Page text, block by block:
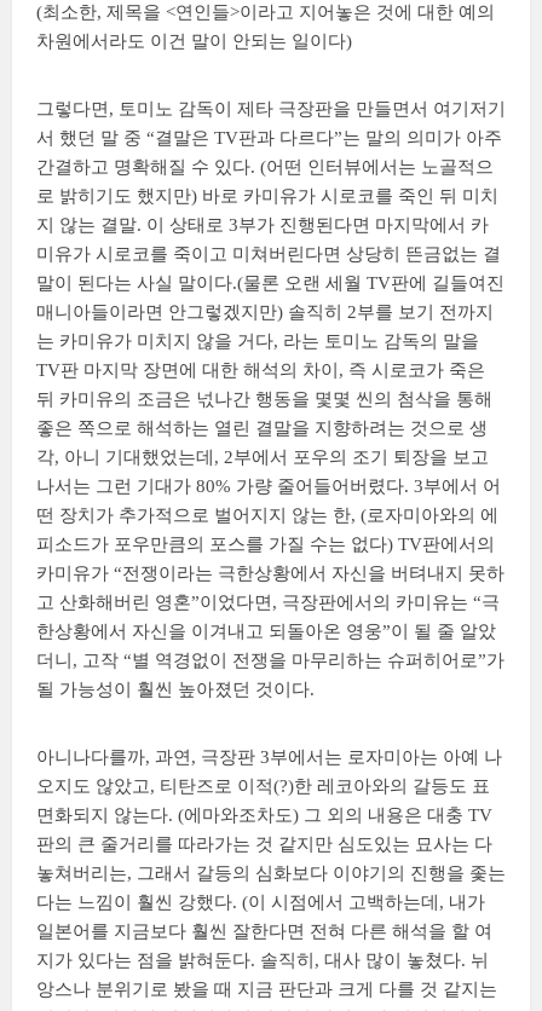
(최소한, 제목을 <연인들>이라고 지어놓은 것에 대한 예의
차원에서라도 이건 말이 안되는 일이다)
그렇다면, 토미노 감독이 제타 극장판을 만들면서 여기저기
서 했던 말 중 “결말은 TV판과 다르다”는 말의 의미가 아주
간결하고 명확해질 수 있다. (어떤 인터뷰에서는 노골적으
로 밝히기도 했지만) 바로 카미유가 시로코를 죽인 뒤 미치
지 않는 결말. 이 상태로 3부가 진행된다면 마지막에서 카
미유가 시로코를 죽이고 미쳐버린다면 상당히 뜬금없는 결
말이 된다는 사실 말이다.(물론 오랜 세월 TV판에 길들여진
매니아들이라면 안그렇겠지만) 솔직히 2부를 보기 전까지
는 카미유가 미치지 않을 거다, 라는 토미노 감독의 말을
TV판 마지막 장면에 대한 해석의 차이, 즉 시로코가 죽은
뒤 카미유의 조금은 넋나간 행동을 몇몇 씬의 첨삭을 통해
좋은 쪽으로 해석하는 열린 결말을 지향하려는 것으로 생
각, 아니 기대했었는데, 2부에서 포우의 조기 퇴장을 보고
나서는 그런 기대가 80% 가량 줄어들어버렸다. 3부에서 어
떤 장치가 추가적으로 벌어지지 않는 한, (로자미아와의 에
피소드가 포우만큼의 포스를 가질 수는 없다) TV판에서의
카미유가 “전쟁이라는 극한상황에서 자신을 버텨내지 못하
고 산화해버린 영혼”이었다면, 극장판에서의 카미유는 “극
한상황에서 자신을 이겨내고 되돌아온 영웅”이 될 줄 알았
더니, 고작 “별 역경없이 전쟁을 마무리하는 슈퍼히어로”가
될 가능성이 훨씬 높아졌던 것이다.
아니나다를까, 과연, 극장판 3부에서는 로자미아는 아예 나
오지도 않았고, 티탄즈로 이적(?)한 레코아와의 갈등도 표
면화되지 않는다. (에마와조차도) 그 외의 내용은 대충 TV
판의 큰 줄거리를 따라가는 것 같지만 심도있는 묘사는 다
놓쳐버리는, 그래서 갈등의 심화보다 이야기의 진행을 좇는
다는 느낌이 훨씬 강했다. (이 시점에서 고백하는데, 내가
일본어를 지금보다 훨씬 잘한다면 전혀 다른 해석을 할 여
지가 있다는 점을 밝혀둔다. 솔직히, 대사 많이 놓쳤다. 뉘
앙스나 분위기로 봤을 때 지금 판단과 크게 다를 것 같지는